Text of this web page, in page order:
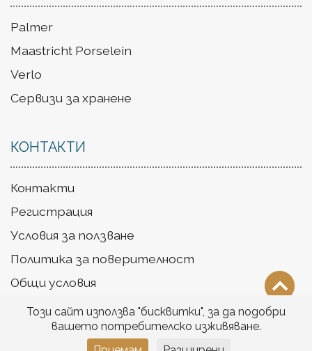
Palmer
Maastricht Porselein
Verlo
Сервизи за хранене
КОНТАКТИ
Контакти
Регистрация
Условия за ползване
Политика за поверителност
Общи условия
Доставка
Този сайт използва "бисквитки", за да подобри
вашето потребителско изживяване.